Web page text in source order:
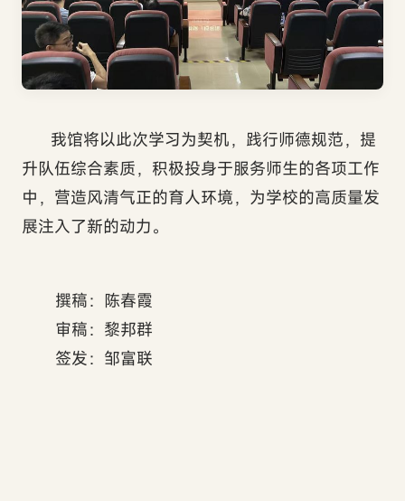
我馆将以此次学习为契机，践行师德规范，提
升队伍综合素质，积极投身于服务师生的各项工作
中，营造风清气正的育人环境，为学校的高质量发
展注入了新的动力。
撰稿：陈春霞
审稿：黎邦群
签发：邹富联